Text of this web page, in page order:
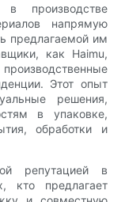
производстве
напрямую
предлагаемой им
как Haimu,
Этот опыт
решения,
в упаковке,
обработки и
репутацией в
кто предлагает